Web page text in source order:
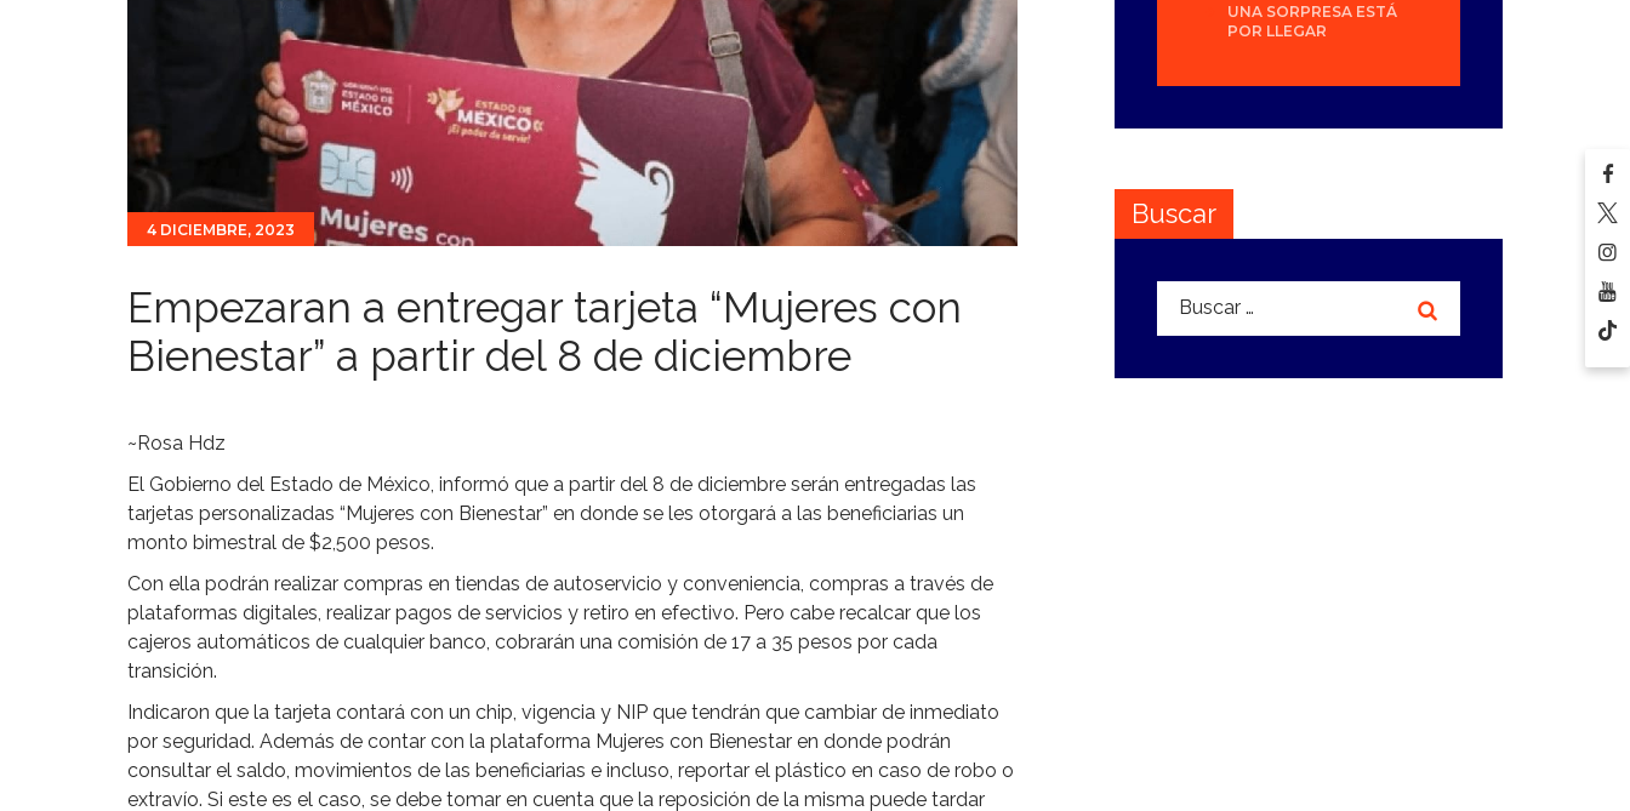
4 DICIEMBRE, 2023
Empezaran a entregar tarjeta “Mujeres con
Bienestar” a partir del 8 de diciembre
~Rosa Hdz
El Gobierno del Estado de México, informó que a partir del 8 de diciembre serán entregadas las
tarjetas personalizadas “Mujeres con Bienestar” en donde se les otorgará a las beneficiarias un
monto bimestral de $2,500 pesos.
Con ella podrán realizar compras en tiendas de autoservicio y conveniencia, compras a través de
plataformas digitales, realizar pagos de servicios y retiro en efectivo. Pero cabe recalcar que los
cajeros automáticos de cualquier banco, cobrarán una comisión de 17 a 35 pesos por cada
transición.
Indicaron que la tarjeta contará con un chip, vigencia y NIP que tendrán que cambiar de inmediato
por seguridad. Además de contar con la plataforma Mujeres con Bienestar en donde podrán
consultar el saldo, movimientos de las beneficiarias e incluso, reportar el plástico en caso de robo o
extravío. Si este es el caso, se debe tomar en cuenta que la reposición de la misma puede tardar
UNA SORPRESA ESTÁ
POR LLEGAR
Buscar
Buscar: